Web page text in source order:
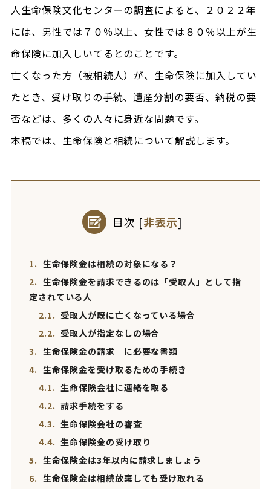
人生命保険文化センターの調査によると、２０２２年
には、男性では７０％以上、女性では８０％以上が生
命保険に加入しいてるとのことです。
亡くなった方（被相続人）が、生命保険に加入してい
たとき、受け取りの手続、遺産分割の要否、納税の要
否などは、多くの人々に身近な問題です。
本稿では、生命保険と相続について解説します。
目次 [非表示]
1. 生命保険金は相続の対象になる？
2. 生命保険金を請求できるのは「受取人」として指
定されている人
2.1. 受取人が既に亡くなっている場合
2.2. 受取人が指定なしの場合
3. 生命保険金の請求 に必要な書類
4. 生命保険金を受け取るための手続き
4.1. 生命保険会社に連絡を取る
4.2. 請求手続をする
4.3. 生命保険会社の審査
4.4. 生命保険金の受け取り
5. 生命保険金は3年以内に請求しましょう
6. 生命保険金は相続放棄しても受け取れる